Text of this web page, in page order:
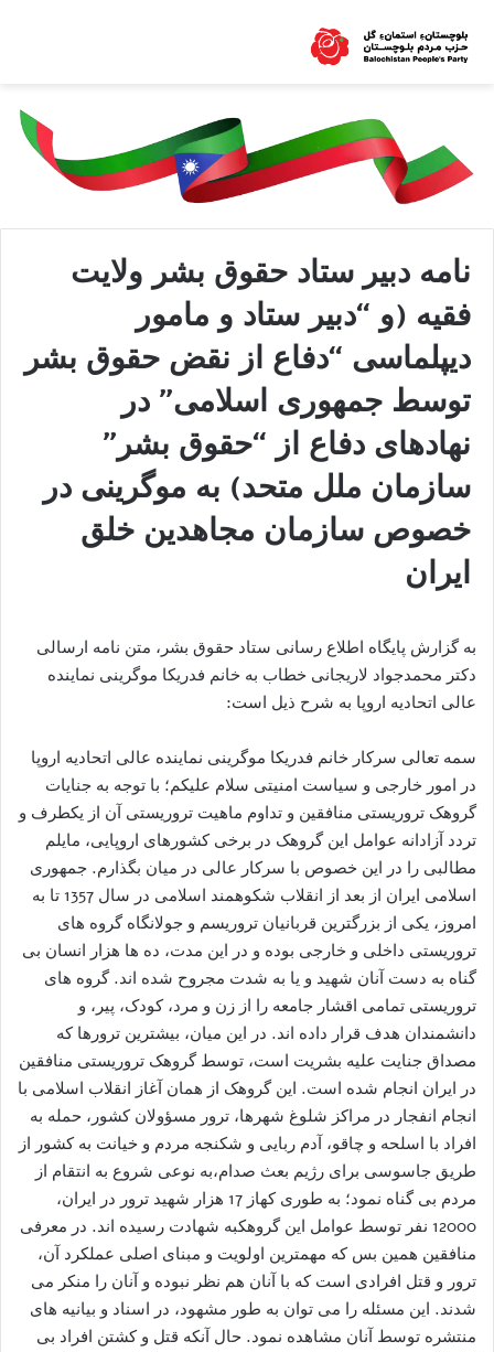
نامه دبیر ستاد حقوق بشر ولایت
فقیه (و “دبیر ستاد و مامور
دیپلماسی “دفاع از نقض حقوق بشر
توسط جمهوری اسلامی” در
نهادهای دفاع از “حقوق بشر”
سازمان ملل متحد) به موگرینی در
خصوص سازمان مجاهدین خلق
ایران
به گزارش پایگاه اطلاع رسانی ستاد حقوق بشر، متن نامه ارسالی
دکتر محمدجواد لاریجانی خطاب به خانم فدریکا موگرینی نماینده
عالی اتحادیه اروپا به شرح ذیل است:
سمه تعالی سرکار خانم فدریکا موگرینی نماینده عالی اتحادیه اروپا
در امور خارجی و سیاست امنیتی سلام علیکم؛ با توجه به جنایات
گروهک تروریستی منافقین و تداوم ماهیت تروریستی آن از یکطرف و
تردد آزادانه عوامل این گروهک در برخی کشورهای اروپایی، مایلم
مطالبی را در این خصوص با سرکار عالی در میان بگذارم. جمهوری
اسلامی ایران از بعد از انقلاب شکوهمند اسلامی در سال 1357 تا به
امروز، یکی از بزرگترین قربانیان تروریسم و جولانگاه گروه های
تروریستی داخلی و خارجی بوده و در این مدت، ده ها هزار انسان بی
گناه به دست آنان شهید و یا به شدت مجروح شده اند. گروه های
تروریستی تمامی اقشار جامعه را از زن و مرد، کودک، پیر، و
دانشمندان هدف قرار داده اند. در این میان، بیشترین ترورها که
مصداق جنایت علیه بشریت است، توسط گروهک تروریستی منافقین
در ایران انجام شده است. این گروهک از همان آغاز انقلاب اسلامی با
انجام انفجار در مراکز شلوغ شهرها، ترور مسؤولان کشور، حمله به
افراد با اسلحه و چاقو، آدم ربایی و شکنجه مردم و خیانت به کشور از
طریق جاسوسی برای رژیم بعث صدام،به نوعی شروع به انتقام از
مردم بی گناه نمود؛ به طوری کهاز 17 هزار شهید ترور در ایران،
12000 نفر توسط عوامل این گروهکبه شهادت رسیده اند. در معرفی
منافقین همین بس که مهمترین اولویت و مبنای اصلی عملکرد آن،
ترور و قتل افرادی است که با آنان هم نظر نبوده و آنان را منکر می
شدند. این مسئله را می توان به طور مشهود، در اسناد و بیانیه های
منتشره توسط آنان مشاهده نمود. حال آنکه قتل و کشتن افراد بی